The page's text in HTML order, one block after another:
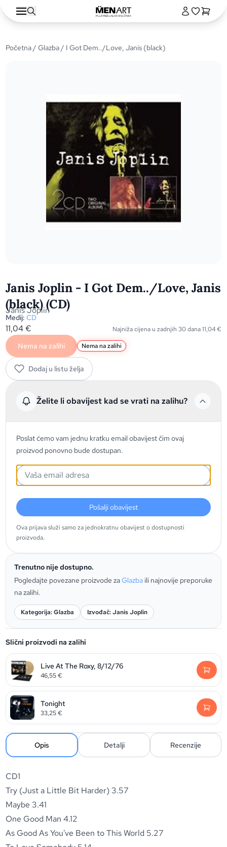
Početna/Glazba/ I Got Dem../Love, Janis (black)
Janis Joplin - I Got Dem../Love, Janis
(black) (CD)
Janis Joplin
Medij: CD
11,04€ Najniža cijena u zadnjih 30 dana11,04€
Nema na zalihi Nema na zalihi
Dodaj u listu želja
Želite li obavijest kad se vrati na zalihu?
Poslat ćemo vam jednu kratku email obavijest čim ovaj
proizvod ponovno bude dostupan.
Pošalji obavijest
Ova prijava služi samo za jednokratnu obavijest o dostupnosti
proizvoda.
Trenutno nije dostupno.
Pogledajte povezane proizvode zaGlazba ili najnovije preporuke
na zalihi.
Kategorija: Glazba Izvođač: Janis Joplin
Slični proizvodi na zalihi
Live At The Roxy, 8/12/76
46,55€
Tonight
33,25€
Opis Detalji Recenzije
CD1
Try (Just a Little Bit Harder) 3.57
Maybe 3.41
One Good Man 4.12
As Good As You've Been to This World 5.27